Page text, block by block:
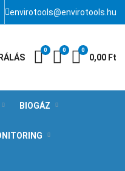
envirotools@envirotools.hu
Kívánságlista
0 0 Kosár
0
0,00 Ft
BIOGÁZ